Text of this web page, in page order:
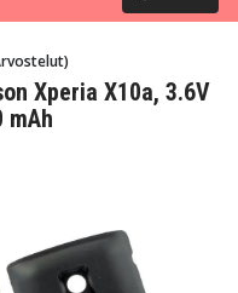
Xperia X10a, 3.6V
mAh